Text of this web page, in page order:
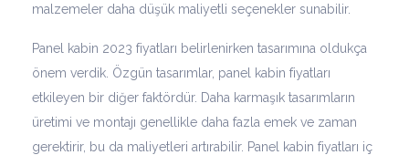
malzemeler daha düşük maliyetli seçenekler sunabilir.
Panel kabin 2023 fiyatları belirlenirken tasarımına oldukça
önem verdik. Özgün tasarımlar, panel kabin fiyatları
etkileyen bir diğer faktördür. Daha karmaşık tasarımların
üretimi ve montajı genellikle daha fazla emek ve zaman
gerektirir, bu da maliyetleri artırabilir. Panel kabin fiyatları iç